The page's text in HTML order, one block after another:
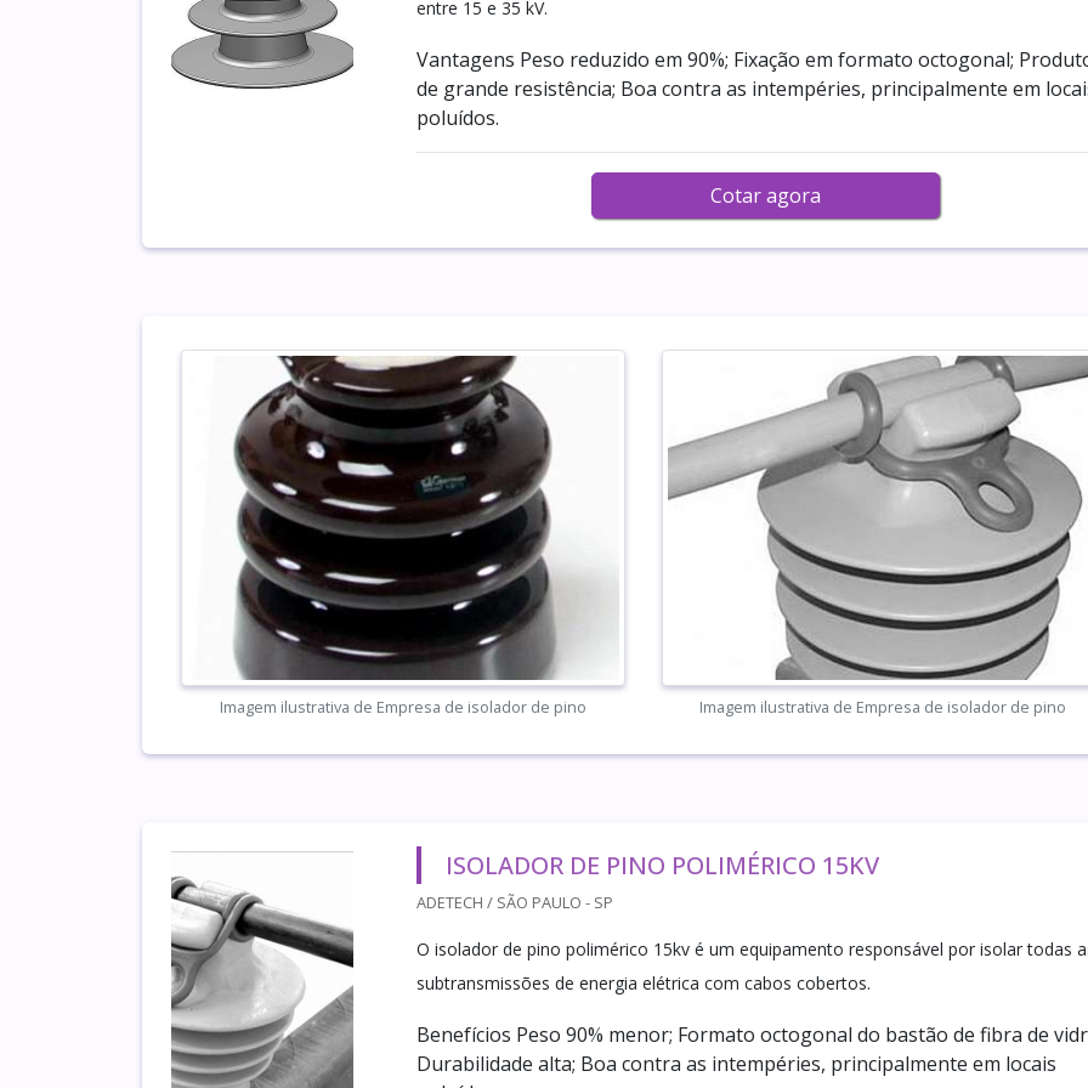
entre 15 e 35 kV.
Vantagens Peso reduzido em 90%; Fixação em formato octogonal;
de grande resistência; Boa contra as intempéries, principalmente em
poluídos.
Cotar agora
Imagem ilustrativa de Empresa de isolador de pino Imagem ilustrativa de Empresa de isolador de pino
ISOLADOR DE PINO POLIMÉRICO 15KV
ADETECH / SÃO PAULO - SP
O isolador de pino polimérico 15kv é um equipamento responsável por isolar todas
subtransmissões de energia elétrica com cabos cobertos.
Benefícios Peso 90% menor; Formato octogonal do bastão de fibra de
Durabilidade alta; Boa contra as intempéries, principalmente em locais